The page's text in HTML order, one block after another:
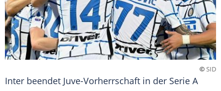
©SID
Inter beendet Juve-Vorherrschaft in der Serie A